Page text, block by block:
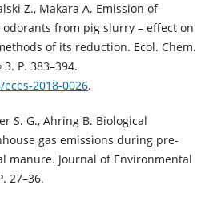
Z., Makara A. Emission of
from pig slurry – effect on
of its reduction. Ecol. Chem.
P. 383–394.
2018-0026.
S. G., Ahring B. Biological
gas emissions during pre-
manure. Journal of Environmental
27–36.